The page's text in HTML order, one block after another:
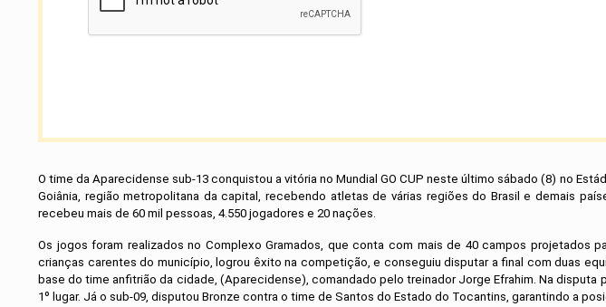
O time da Aparecidense sub-13 conquistou a vitória no Mundial GO CUP neste último sábado (8) no
Goiânia, região metropolitana da capital, recebendo atletas de várias regiões do Brasil e demais
recebeu mais de 60 mil pessoas, 4.550 jogadores e 20 nações.
Os jogos foram realizados no Complexo Gramados, que conta com mais de 40 campos
crianças carentes do município, logrou êxito na competição, e conseguiu disputar a final com duas
base do time anfitrião da cidade, (Aparecidense), comandado pelo treinador Jorge Efrahim. Na
1º lugar. Já o sub-09, disputou Bronze contra o time de Santos do Estado do Tocantins, garantindo a